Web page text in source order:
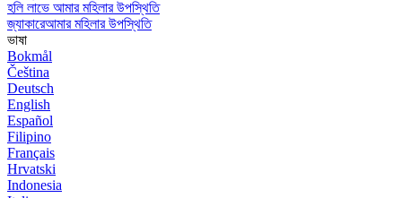
হলি লাভে আমার মহিলার উপস্থিতি
জ্যাকারেআমার মহিলার উপস্থিতি
ভাষা
Bokmål
Čeština
Deutsch
English
Español
Filipino
Français
Hrvatski
Indonesia